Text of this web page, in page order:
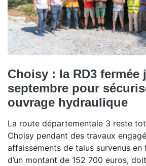
Choisy : la RD3 fermée
septembre pour
ouvrage hydraulique
La route départementale 3 reste
Choisy pendant des travaux
affaissements de talus survenus en
d’un montant de 152 700 euros,